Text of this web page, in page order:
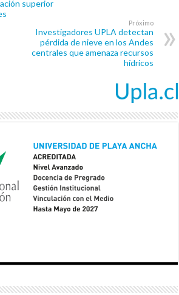
superior
Próximo
Investigadores UPLA detectan
pérdida de nieve en los Andes
centrales que amenaza recursos
hídricos